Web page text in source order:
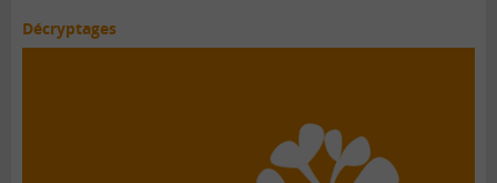
Décryptages